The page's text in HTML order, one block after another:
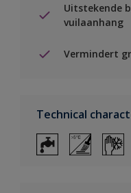
Uitstekende
vuilaanhang
Vermindert
Technical